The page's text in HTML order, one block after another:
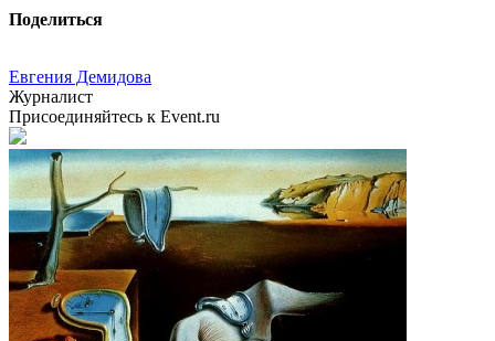
Поделиться
Евгения Демидова
Журналист
Присоединяйтесь к Event.ru